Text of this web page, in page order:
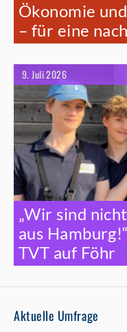
Ökonomie
– für eine
9. Juli 2026
„Wir sind
aus
TVT auf Föhr
Aktuelle Umfrage